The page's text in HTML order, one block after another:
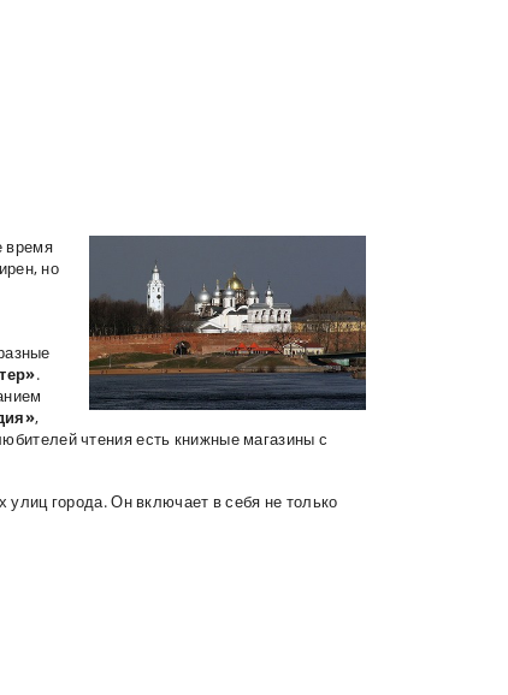
время
но
.
,
чтения есть книжные магазины с
города. Он включает в себя не только